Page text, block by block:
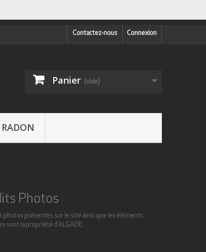
Connexion
Contactez-nous
Panier (vide)
Photos
photos présentes sur le site ainsi que les éléments
sont la propriété d'ALGADE.